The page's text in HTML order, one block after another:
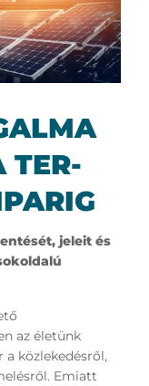
TER­
jeleit és
az életünk
a közlekedésről,
Emiatt